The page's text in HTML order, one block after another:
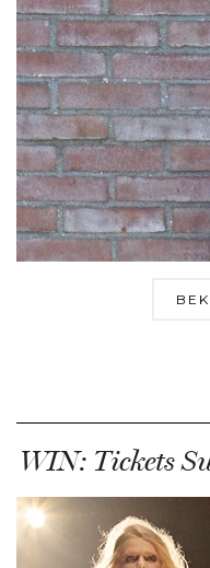
WIN: Tickets